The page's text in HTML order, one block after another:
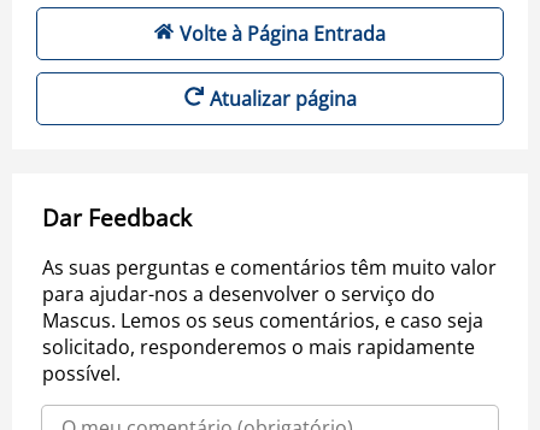
Volte à Página Entrada
Atualizar página
Dar Feedback
As suas perguntas e comentários têm muito valor
para ajudar-nos a desenvolver o serviço do
Mascus. Lemos os seus comentários, e caso seja
solicitado, responderemos o mais rapidamente
possível.